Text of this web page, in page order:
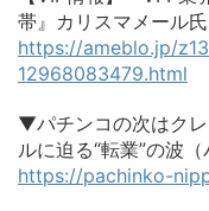
帯』カリスマメール氏
https://ameblo.jp/
12968083479.html
▼パチンコの次はク
ルに迫る“転業”の波（
https://pachinko-